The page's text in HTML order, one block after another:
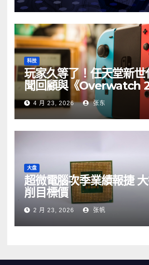
科技
玩家久等了！任天堂新世
聞回顧與《Overwatch
4 月 23, 2026 张东
大盘
超微電腦次季業績報捷
削目標價
2 月 23, 2026 张帆